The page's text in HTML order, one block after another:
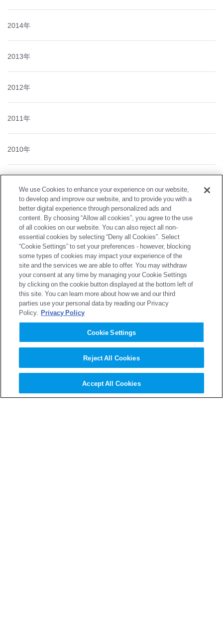
2014年
2013年
2012年
2011年
2010年
2008年
2007年
2006年
2005年
We use Cookies to enhance your experience on our website,
to develop and improve our website, and to provide you with a
better digital experience through personalized ads and
content. By choosing “Allow all cookies”, you agree to the use
of all cookies on our website. You can also reject all non-
essential cookies by selecting “Deny all Cookies”. Select
“Cookie Settings” to set your preferences - however, blocking
some types of cookies may impact your experience of the
site and the services we are able to offer. You may withdraw
your consent at any time by managing your Cookie Settings
by clicking on the cookie button displayed at the bottom left of
this site. You can learn more about how we and our third
parties use your personal data by reading our Privacy
Policy. Privacy Policy
Cookie Settings
Reject All Cookies
Accept All Cookies